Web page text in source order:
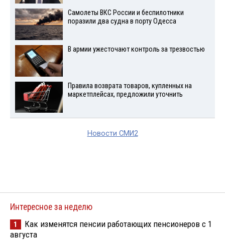
Самолеты ВКС России и беспилотники
поразили два судна в порту Одесса
В армии ужесточают контроль за трезвостью
Правила возврата товаров, купленных на
маркетплейсах, предложили уточнить
Новости СМИ2
Интересное за неделю
1
Как изменятся пенсии работающих пенсионеров с 1
августа